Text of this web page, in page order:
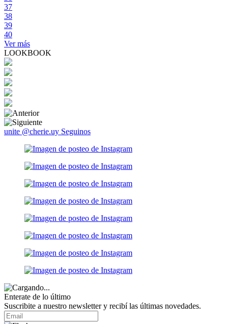
37
38
39
40
Ver más
LOOKBOOK
unite @cherie.uy Seguinos
Enterate de lo último
Suscribite a nuestro newsletter y recibí las últimas novedades.